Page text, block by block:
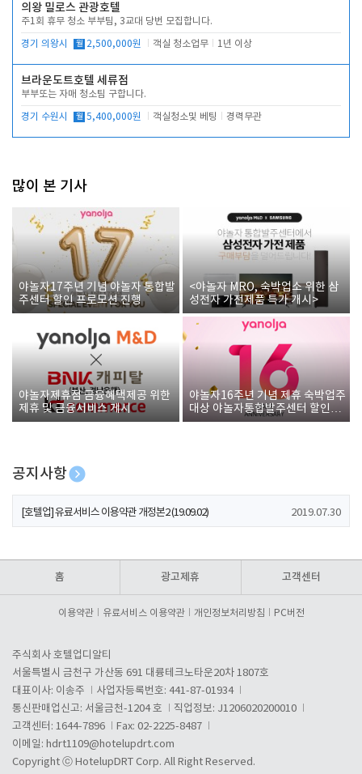
의왕 밀로스 관광호텔
주1회 휴무 청소 부부팀, 3교대 당번 모집합니다.
경기 의왕시 월 2,500,000원 객실 청소업무 1년 이상
브라운도트호텔 세류점
부부또는 자매 청소팀 구합니다.
경기 수원시 월 5,400,000원 객실청소및 베팅 경력무관
많이 본 기사
야놀자17주년 기념 야놀자 통합발
주센터 할인 프로모션 진행
<야놀자 MRO, 숙박업소 위한 삼
성전자 가전제품 특가 개시>
야놀자제휴점 금융혜택제공 위한
제휴 및 금융서비스 게시
야놀자16주년 기념 제휴 숙박업주
대상 야놀자통합발주센터 할인쿠
폰 증정
공지사항
[호텔업] 개인정보 처리방침 개정본1 (19.09.02)
[호텔업] 유료서비스 이용약관 개정본2 (19.09.02) 2019.07.30
홈 광고제휴 고객센터
이용약관 유료서비스 이용약관 개인정보처리방침 PC버전
주식회사 호텔업디알티
서울특별시 금천구 가산동 691 대륭테크노타운20차 1807호
대표이사: 이송주
사업자등록번호: 441-87-01934
통신판매업신고: 서울금천-1204 호
직업정보: J1206020200010
고객센터: 1644-7896
Fax: 02-2225-8487
이메일: hdrt1109@hotelupdrt.com
Copyright ⓒ HotelupDRT Corp. All Right Reserved.